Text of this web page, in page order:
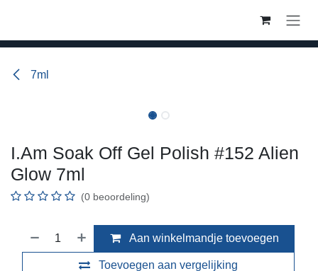
7ml
I.Am Soak Off Gel Polish #152 Alien
Glow 7ml
(0 beoordeling)
Aan winkelmandje toevoegen
Toevoegen aan vergelijking